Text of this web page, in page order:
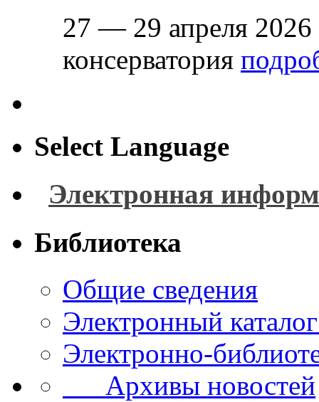
27 — 29 апреля 2026
консерватория
Select Language
Электронная
Библиотека
Общие сведения
Электронный
Электронно-
Архивы новостей